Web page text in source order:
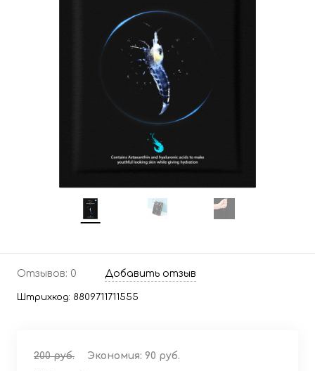
Отзывов: 0 Добавить отзыв
Штрихкод: 8809711711555
200 руб. Экономия: 90 руб.